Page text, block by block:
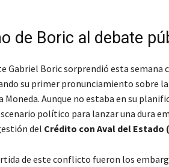
de Boric al debate
Gabriel Boric sorprendió esta semana
su primer pronunciamiento sobre
Moneda. Aunque no estaba en su
político para lanzar una dura
del Crédito con Aval del Estado
de este conflicto fueron los